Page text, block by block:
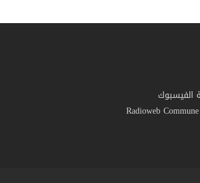
الفيسبوك
Radioweb